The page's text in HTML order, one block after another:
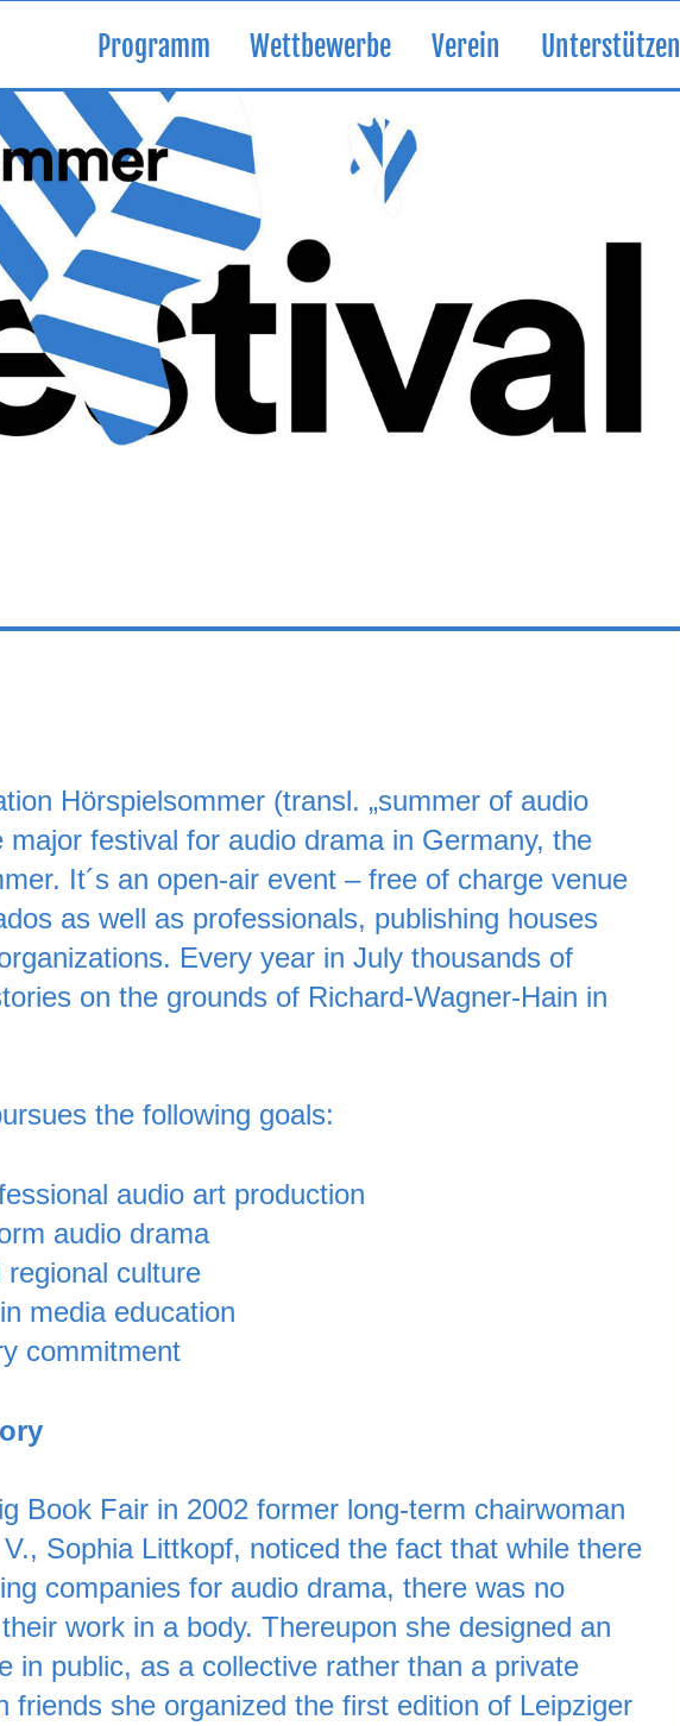
Programm Wettbewerbe Verein Unterstützen
Hörspielsommer (transl. „summer of audio
major festival for audio drama in Germany, the
It´s an open-air event – free of charge venue
as well as professionals, publishing houses
Every year in July thousands of
on the grounds of Richard-Wagner-Hain in
the following goals:
audio art production
audio drama
culture
media education
commitment
Book Fair in 2002 former long-term chairwoman
Sophia Littkopf, noticed the fact that while there
companies for audio drama, there was no
work in a body. Thereupon she designed an
in public, as a collective rather than a private
friends she organized the first edition of Leipziger